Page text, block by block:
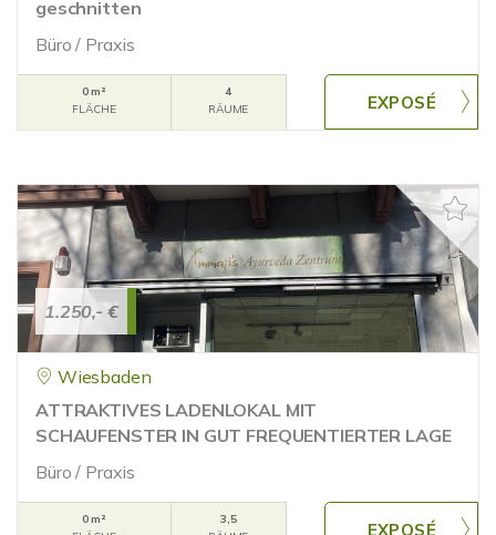
geschnitten
Büro / Praxis
0 m²
FLÄCHE
4
RÄUME
1.250,- €
Wiesbaden
ATTRAKTIVES LADENLOKAL MIT
SCHAUFENSTER IN GUT FREQUENTIERTER LAGE
Büro / Praxis
0 m²
3,5